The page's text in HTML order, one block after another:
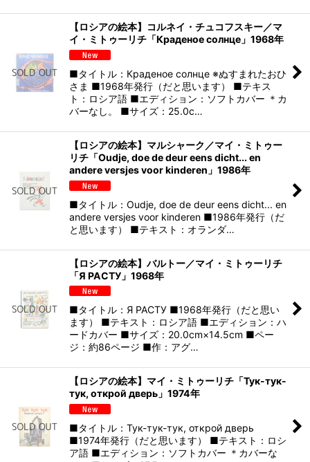
【ロシアの絵本】コルネイ・チュコフスキー／マ
イ・ミトゥーリチ「Краденое солнце」1968年
■タイトル：Краденое солнце ※ぬすまれたおひ
さま ■1968年発行（だと思います） ■テキス
ト：ロシア語 ■エディション：ソフトカバー ＊カ
バーなし。 ■サイズ：25.0c…
【ロシアの絵本】マルシャーク／マイ・ミトゥー
リチ「Oudje, doe de deur eens dicht... en
andere versjes voor kinderen」1986年
■タイトル：Oudje, doe de deur eens dicht... en
andere versjes voor kinderen ■1986年発行（だ
と思います） ■テキスト：オランダ…
【ロシアの絵本】バルトー／マイ・ミトゥーリチ
「Я РАСТУ」1968年
■タイトル：Я РАСТУ ■1968年発行（だと思い
ます） ■テキスト：ロシア語 ■エディション：ハ
ードカバー ■サイズ：20.0cm×14.5cm ■ペー
ジ：約86ページ ■作：アグ…
【ロシアの絵本】マイ・ミトゥーリチ「Тук-тук-
тук, открой дверь」1974年
■タイトル：Тук-тук-тук, открой дверь
■1974年発行（だと思います） ■テキスト：ロシ
ア語 ■エディション：ソフトカバー ＊カバーな